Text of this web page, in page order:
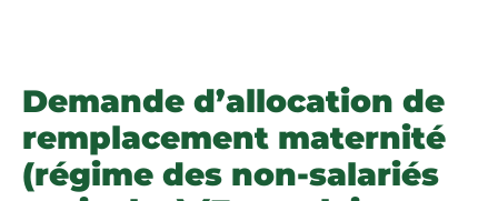
Demande d’allocation de
remplacement maternité
(régime des non-salariés